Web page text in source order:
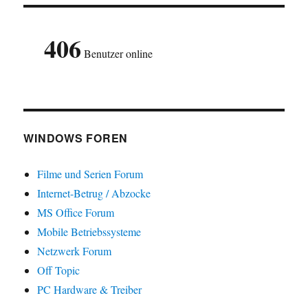
406 Benutzer online
WINDOWS FOREN
Filme und Serien Forum
Internet-Betrug / Abzocke
MS Office Forum
Mobile Betriebssysteme
Netzwerk Forum
Off Topic
PC Hardware & Treiber